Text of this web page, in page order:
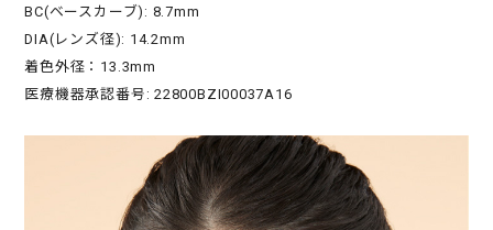
BC(ベースカーブ): 8.7mm
DIA(レンズ径): 14.2mm
着色外径：13.3mm
医療機器承認番号: 22800BZI00037A16